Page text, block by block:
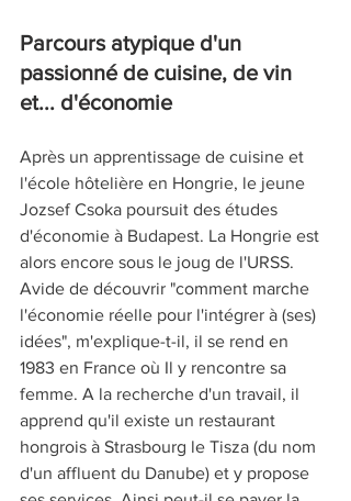
Parcours atypique d'un
passionné de cuisine, de vin
et... d'économie
Après un apprentissage de cuisine et
l'école hôtelière en Hongrie, le jeune
Jozsef Csoka poursuit des études
d'économie à Budapest. La Hongrie est
alors encore sous le joug de l'URSS.
Avide de découvrir "comment marche
l'économie réelle pour l'intégrer à (ses)
idées", m'explique-t-il, il se rend en
1983 en France où Il y rencontre sa
femme. A la recherche d'un travail, il
apprend qu'il existe un restaurant
hongrois à Strasbourg le Tisza (du nom
d'un affluent du Danube) et y propose